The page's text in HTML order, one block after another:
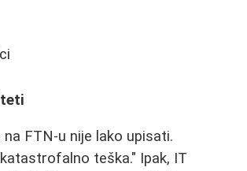
FTN-u nije lako upisati.
teška." Ipak, IT